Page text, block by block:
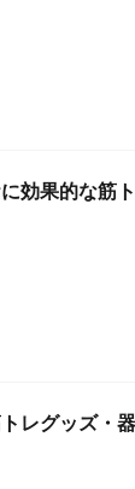
に効果的な筋
レグッズ・